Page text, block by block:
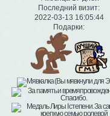
Последний визит:
2022-03-13 16:05:44
Подарки: